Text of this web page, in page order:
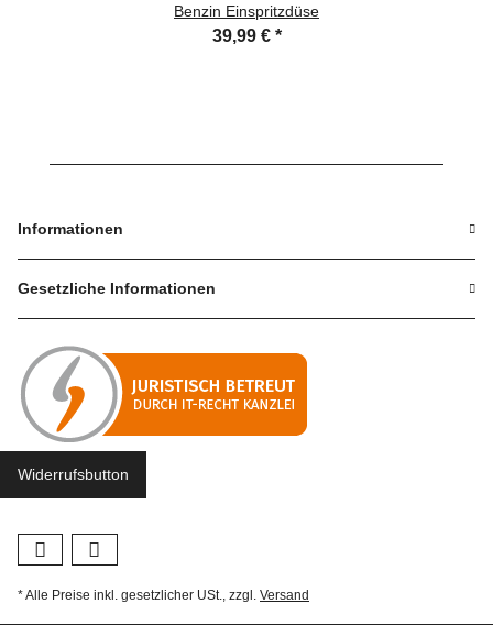
Benzin Einspritzdüse
39,99 € *
Informationen
Gesetzliche Informationen
Widerrufsbutton
* Alle Preise inkl. gesetzlicher USt., zzgl. Versand